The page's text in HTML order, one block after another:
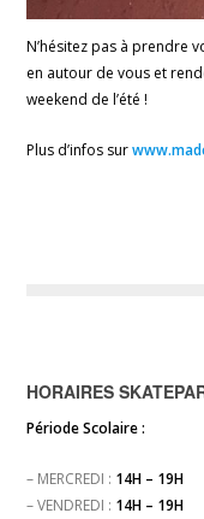
N’hésitez pas à prendre
en autour de vous et
weekend de l’été !
Plus d’infos sur
HORAIRES
Période Scolaire :
– MERCREDI : 14H – 19H
– VENDREDI : 14H – 19H